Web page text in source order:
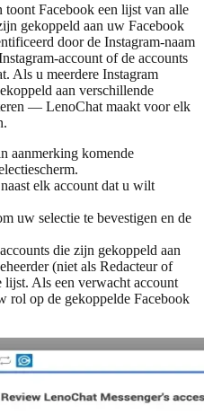
Facebook een lijst van alle
gekoppeld aan uw Facebook
door de Instagram-naam
account of de accounts
Als u meerdere Instagram
aan verschillende
— LenoChat maakt voor elk
aanmerking komende
elk account dat u wilt
uw selectie te bevestigen en de
die zijn gekoppeld aan
(niet als Redacteur of
Als een verwacht account
rol op de gekoppelde Facebook